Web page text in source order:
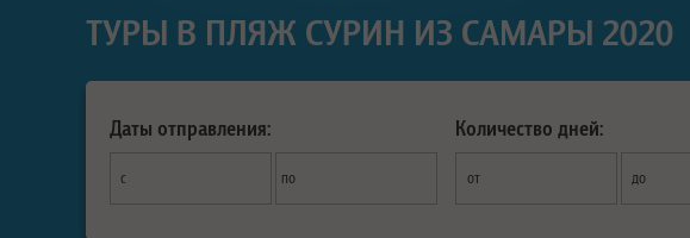
ТУРЫ В ПЛЯЖ СУРИН ИЗ САМАРЫ 2020
Даты отправления:
с по
Количество дней:
от до